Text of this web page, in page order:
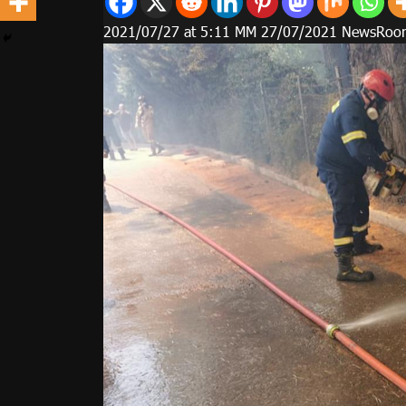
2021/07/27 at 5:11 ΜΜ 27/07/2021